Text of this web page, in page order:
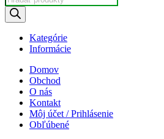
search
Kategórie
Informácie
Domov
Obchod
O nás
Kontakt
Môj účet / Prihlásenie
Obľúbené